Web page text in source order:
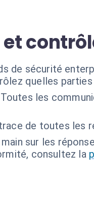
de sécurité
quelles
Toutes les
de toutes les
main sur les
consultez la